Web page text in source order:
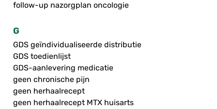
follow-up nazorgplan oncologie
G
GDS geïndividualiseerde distributie
GDS toedienlijst
GDS-aanlevering medicatie
geen chronische pijn
geen herhaalrecept
geen herhaalrecept MTX huisarts